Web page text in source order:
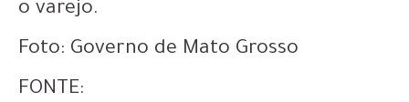
o varejo.
Foto: Governo de Mato Grosso
FONTE: